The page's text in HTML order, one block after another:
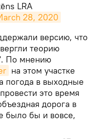
LRA
28, 2020
версию, что
теорию
По мнению
на этом участке
погода в выходные
это время
дорога в
было бы и вовсе,